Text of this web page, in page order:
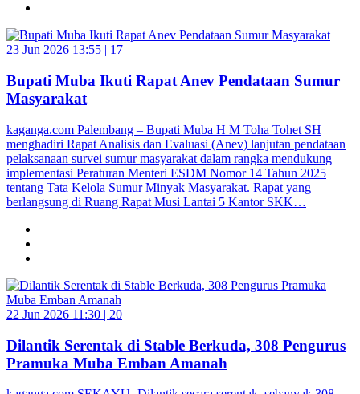
23 Jun 2026 13:55 | 17
Bupati Muba Ikuti Rapat Anev Pendataan Sumur
Masyarakat
kaganga.com Palembang – Bupati Muba H M Toha Tohet SH
menghadiri Rapat Analisis dan Evaluasi (Anev) lanjutan pendataan
pelaksanaan survei sumur masyarakat dalam rangka mendukung
implementasi Peraturan Menteri ESDM Nomor 14 Tahun 2025
tentang Tata Kelola Sumur Minyak Masyarakat. Rapat yang
berlangsung di Ruang Rapat Musi Lantai 5 Kantor SKK…
22 Jun 2026 11:30 | 20
Dilantik Serentak di Stable Berkuda, 308 Pengurus
Pramuka Muba Emban Amanah